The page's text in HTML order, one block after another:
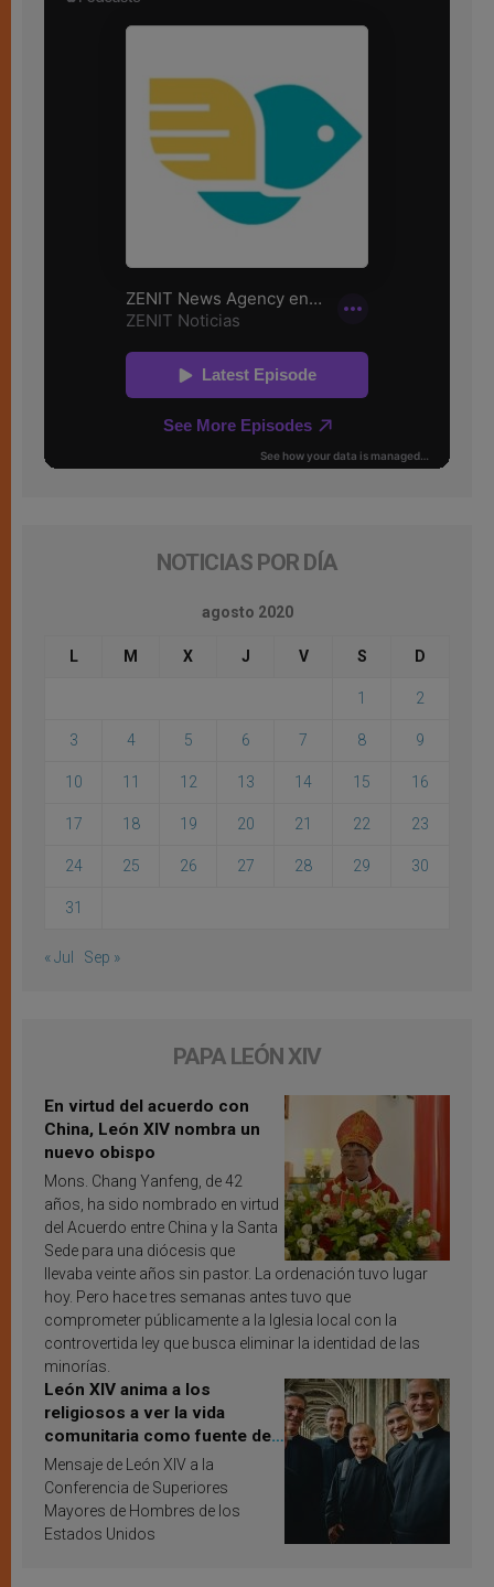
NOTICIAS POR DÍA
agosto 2020
L M X J V S D
1 2
3 4 5 6 7 8 9
10 11 12 13 14 15 16
17 18 19 20 21 22 23
24 25 26 27 28 29 30
31
« Jul Sep »
PAPA LEÓN XIV
En virtud del acuerdo con
China, León XIV nombra un
nuevo obispo
Mons. Chang Yanfeng, de 42
años, ha sido nombrado en virtud
del Acuerdo entre China y la Santa
Sede para una diócesis que
llevaba veinte años sin pastor. La ordenación tuvo lugar
hoy. Pero hace tres semanas antes tuvo que
comprometer públicamente a la Iglesia local con la
controvertida ley que busca eliminar la identidad de las
minorías.
León XIV anima a los
religiosos a ver la vida
comunitaria como fuente de
inspiración y santificación
Mensaje de León XIV a la
Conferencia de Superiores
Mayores de Hombres de los
Estados Unidos